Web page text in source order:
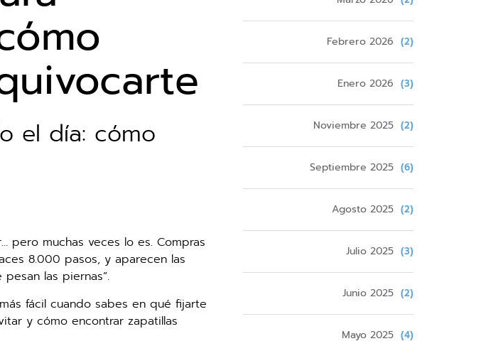
el día: cómo
pero muchas veces lo es. Compras
8.000 pasos, y aparecen las
las piernas”.
fácil cuando sabes en qué fijarte
y cómo encontrar zapatillas
Febrero 2026 (2)
Enero 2026 (3)
Noviembre 2025 (2)
Septiembre 2025 (6)
Agosto 2025 (2)
Julio 2025 (3)
Junio 2025 (2)
Mayo 2025 (4)